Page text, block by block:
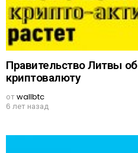
Правительство Литвы
криптовалюту
отwallbtc
6 лет назад